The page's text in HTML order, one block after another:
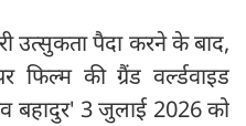
उत्सुकता पैदा करने के बाद,
फिल्म की ग्रैंड वर्ल्डवाइड
बहादुर' 3 जुलाई 2026 को